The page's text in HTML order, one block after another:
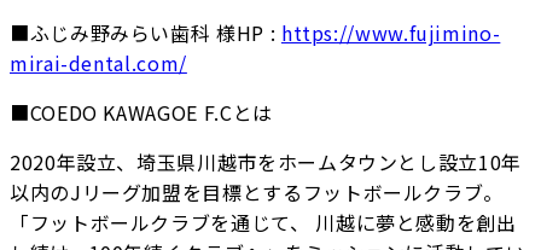
■ふじみ野みらい歯科 様HP : https://www.fujimino-
mirai-dental.com/
■COEDO KAWAGOE F.Cとは
2020年設立、埼玉県川越市をホームタウンとし設立10年
以内のJリーグ加盟を目標とするフットボールクラブ。
「フットボールクラブを通じて、 川越に夢と感動を創出